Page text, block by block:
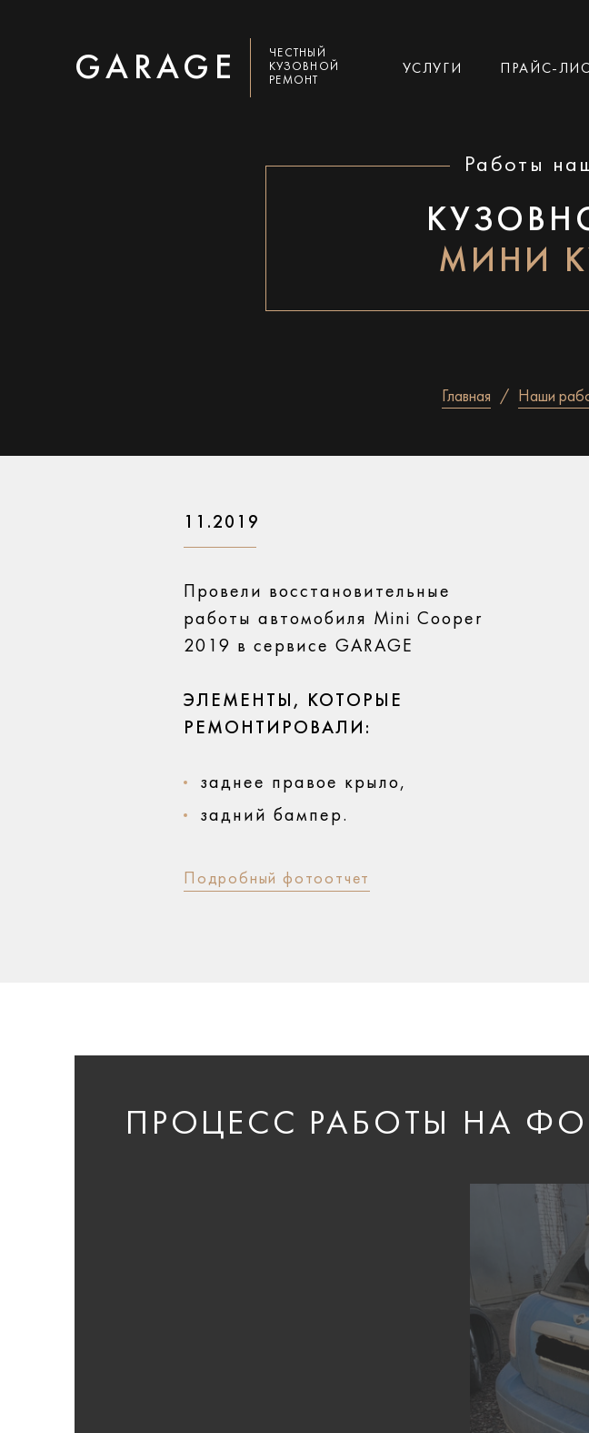
GARAGE
ЧЕСТНЫЙ
КУЗОВНОЙ
РЕМОНТ
УСЛУГИ ПРАЙС-
Работы
МИНИ
Главная Наши
11.2019
Провели восстановительные
работы автомобиля Mini Cooper
2019 в сервисе GARAGE
ЭЛЕМЕНТЫ, КОТОРЫЕ
РЕМОНТИРОВАЛИ:
заднее правое крыло,
задний бампер.
Подробный фотоотчет
ПРОЦЕСС РАБОТЫ НА